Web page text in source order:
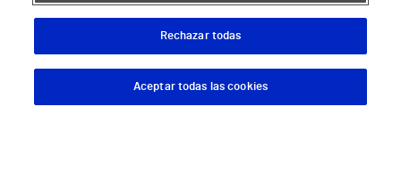
Hospital Vithas Vigo
Descargar App
Rechazar todas
Aceptar todas las cookies